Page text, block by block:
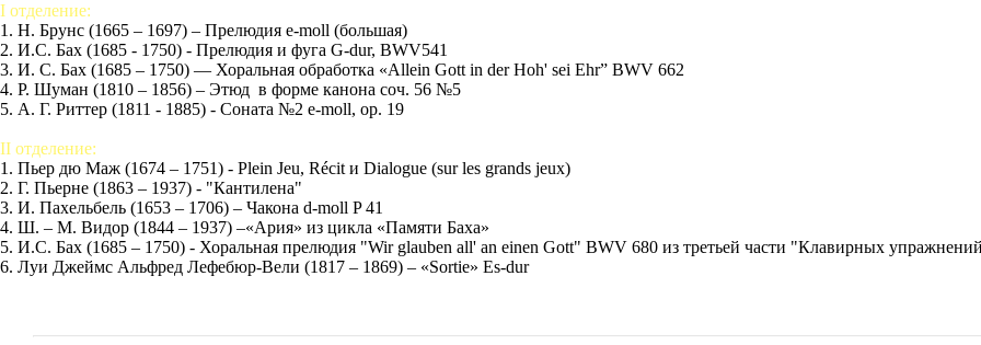
I отделение:
1. Н. Брунс (1665 – 1697) – Прелюдия e-moll (большая)
2. И.С. Бах (1685 - 1750) - Прелюдия и фуга G-dur, BWV541
3. И. С. Бах (1685 – 1750) — Хоральная обработка «Allein Gott in der Hoh' sei Ehr” BWV 662
4. Р. Шуман (1810 – 1856) – Этюд в форме канона соч. 56 №5
5. А. Г. Риттер (1811 - 1885) - Соната №2 e-moll, op. 19
II отделение:
1. Пьер дю Маж (1674 – 1751) - Plein Jeu, Récit и Dialogue (sur les grands jeux)
2. Г. Пьерне (1863 – 1937) - "Кантилена"
3. И. Пахельбель (1653 – 1706) – Чакона d-moll P 41
4. Ш. – М. Видор (1844 – 1937) –«Ария» из цикла «Памяти Баха»
5. И.С. Бах (1685 – 1750) - Хоральная прелюдия "Wir glauben all' an einen Gott" BWV 680 из третьей части "Клавирных
6. Луи Джеймс Альфред Лефебюр-Вели (1817 – 1869) – «Sortie» Es-dur